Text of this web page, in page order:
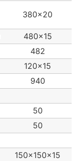
380x20
480x15
482
120x15
940
50
50
150x150x15